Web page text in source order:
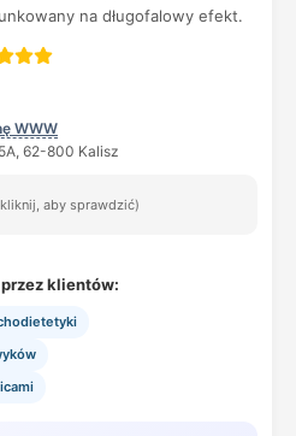
na długofalowy efekt.
WWW
62-800 Kalisz
aby sprawdzić)
klientów: